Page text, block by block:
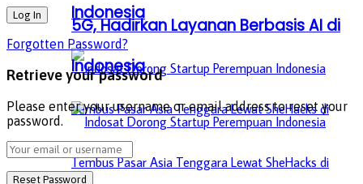
Indonesia
5G, Hadirkan Layanan Berbasis AI di
Indonesia
Forgotten Password?
Retrieve your password
Please enter your username or email address to reset your
password.